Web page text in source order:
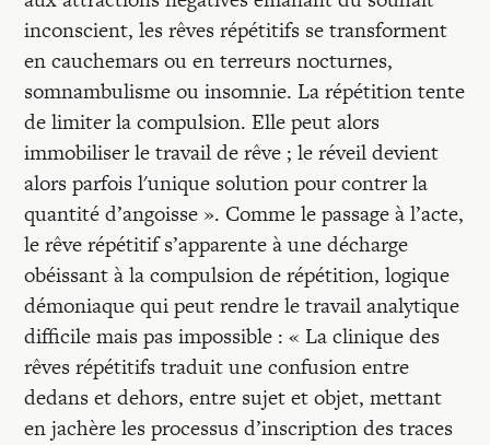
inconscient, les rêves répétitifs se transforment
en cauchemars ou en terreurs nocturnes,
somnambulisme ou insomnie. La répétition tente
de limiter la compulsion. Elle peut alors
immobiliser le travail de rêve ; le réveil devient
alors parfois l'unique solution pour contrer la
quantité d’angoisse ». Comme le passage à l’acte,
le rêve répétitif s’apparente à une décharge
obéissant à la compulsion de répétition, logique
démoniaque qui peut rendre le travail analytique
difficile mais pas impossible : « La clinique des
rêves répétitifs traduit une confusion entre
dedans et dehors, entre sujet et objet, mettant
en jachère les processus d’inscription des traces